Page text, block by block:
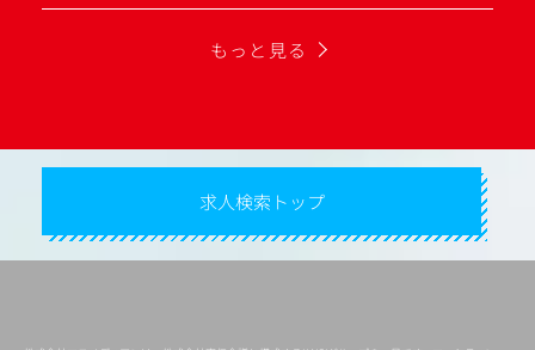
もっと見る
求人検索トップ